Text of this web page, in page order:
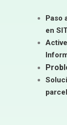
Paso
en